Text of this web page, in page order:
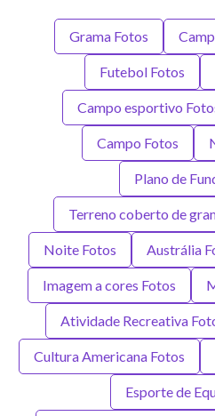
Grama Fotos
Futebol Fotos
Campo esportivo
Campo Fotos
Plano de
Terreno coberto de
Noite Fotos Austrália
Imagem a cores Fotos
Atividade Recreativa
Cultura Americana Fotos
Esporte de